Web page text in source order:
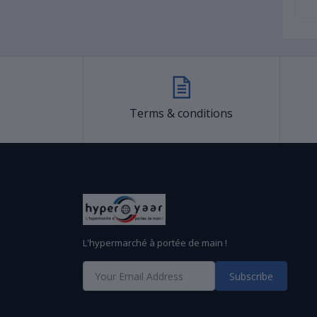
Terms & conditions
L'hypermarché à portée de main !
Subscribe